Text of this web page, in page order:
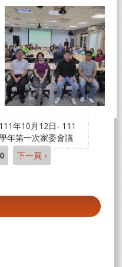
111年10月12日- 111
年第一次家委會議
下一頁 ›